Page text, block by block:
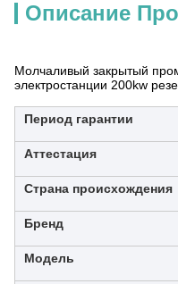
Описание
Молчаливый закрытый
электростанции 200kw
Период гарантии
Аттестация
Страна происхождения
Бренд
Модель